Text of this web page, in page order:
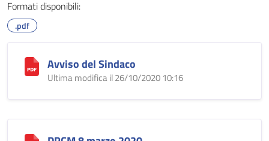
Formati disponibili:
.pdf
Avviso del Sindaco
Ultima modifica il 26/10/2020 10:16